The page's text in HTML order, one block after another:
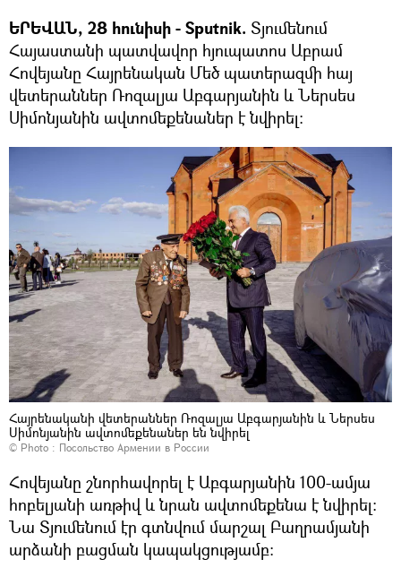
ԵՐԵՎԱՆ, 28 հունիսի - Sputnik. Տյումենում
Հայաստանի պատվավոր հյուպատոս Աբրամ
Հովեյանը Հայրենական Մեծ պատերազմի հայ
վետերաններ Ռոզալյա Աբգարյանին և Ներսես
Սիմոնյանին ավտոմեքենաներ է նվիրել:
Հայրենականի վետերաններ Ռոզալյա Աբգարյանին և Ներսես
Սիմոնյանին ավտոմեքենաներ են նվիրել
© Photo : Посольство Армении в России
Հովեյանը շնորհավորել է Աբգարյանին 100-ամյա
հոբելյանի առթիվ և նրան ավտոմեքենա է նվիրել:
Նա Տյումենում էր գտնվում մարշալ Բաղրամյանի
արձանի բացման կապակցությամբ։